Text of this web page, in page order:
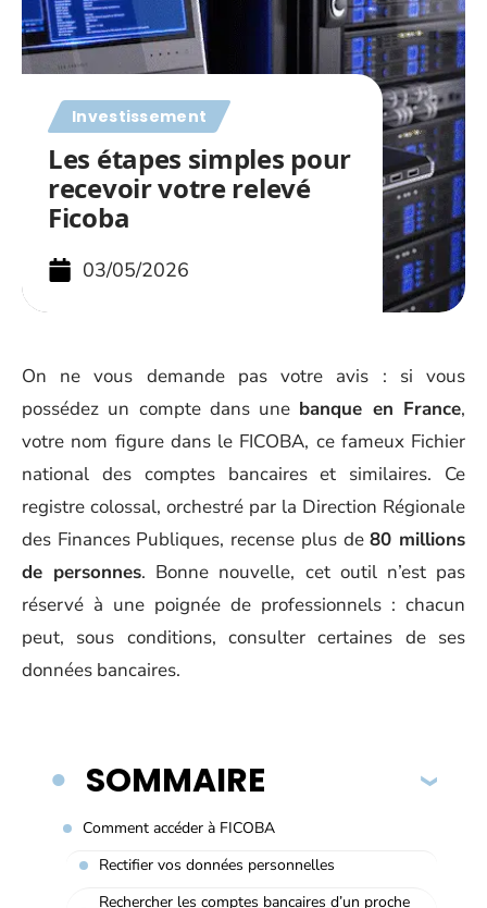
Investissement
Les étapes simples pour
recevoir votre relevé
Ficoba
03/05/2026
On ne vous demande pas votre avis : si vous
possédez un compte dans une banque en France,
votre nom figure dans le FICOBA, ce fameux Fichier
national des comptes bancaires et similaires. Ce
registre colossal, orchestré par la Direction Régionale
des Finances Publiques, recense plus de80 millions
de personnes. Bonne nouvelle, cet outil n’est pas
réservé à une poignée de professionnels : chacun
peut, sous conditions, consulter certaines de ses
données bancaires.
SOMMAIRE
Comment accéder à FICOBA
Rectifier vos données personnelles
Rechercher les comptes bancaires d’un proche